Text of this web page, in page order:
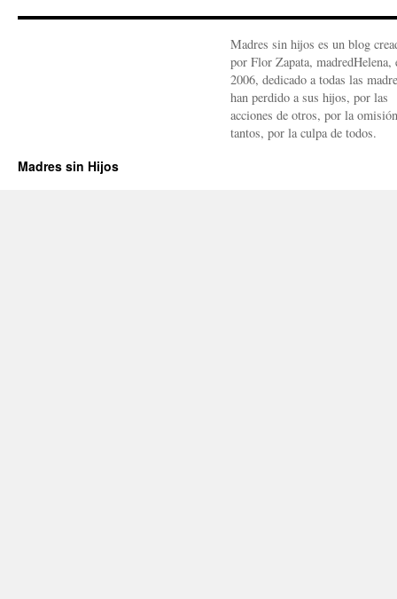
Madres sin hijos es un blog
por Flor Zapata, madredHelena,
2006, dedicado a todas las
han perdido a sus hijos, por las
acciones de otros, por la
tantos, por la culpa de todos.
Madres sin Hijos